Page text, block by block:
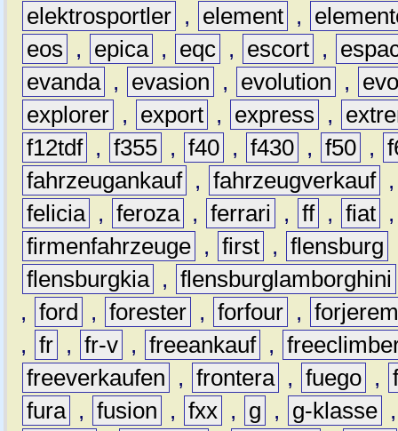
elektrosportler , element ,
eos
, epica , eqc , escort ,
evanda , evasion , evolution ,
explorer , export , express ,
f12tdf , f355 , f40 , f430 , f50 ,
fahrzeugankauf , fahrzeugverkauf
felicia , feroza , ferrari , ff , fiat
firmenfahrzeuge , first , flensburg
flensburgkia , flensburglamborghini
, ford , forester , forfour ,
, fr , fr-v , freeankauf ,
freeverkaufen
, frontera , fuego ,
fura , fusion , fxx , g , g-klasse